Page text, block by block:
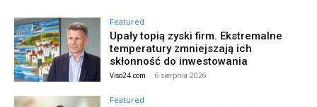
Featured
Upały topią zyski firm. Ekstremalne
temperatury zmniejszają ich
skłonność do inwestowania
Viso24.com - 6 sierpnia 2026
Featured